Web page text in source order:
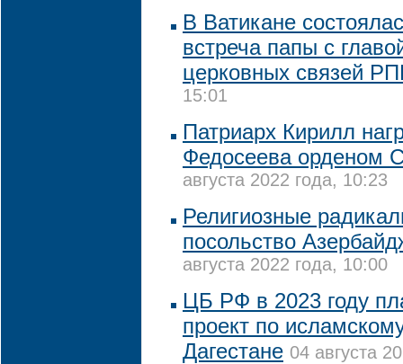
В Ватикане
встреча папы с
церковных связей
15:01
Патриарх Кирилл
Федосеева орденом
августа 2022 года, 10:23
Религиозные
посольство
августа 2022 года, 10:00
ЦБ РФ в 2023 году
проект по
Дагестане 04 августа